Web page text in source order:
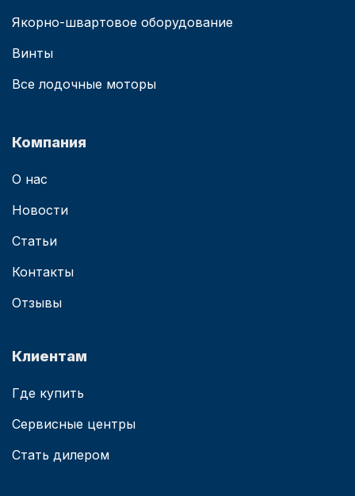
Якорно-швартовое оборудование
Винты
Все лодочные моторы
Компания
О нас
Новости
Статьи
Контакты
Отзывы
Клиентам
Где купить
Сервисные центры
Стать дилером